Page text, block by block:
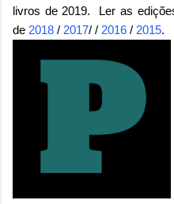
livros de 2019. Ler as
de 2018 / 2017/ / 2016 / 2015.